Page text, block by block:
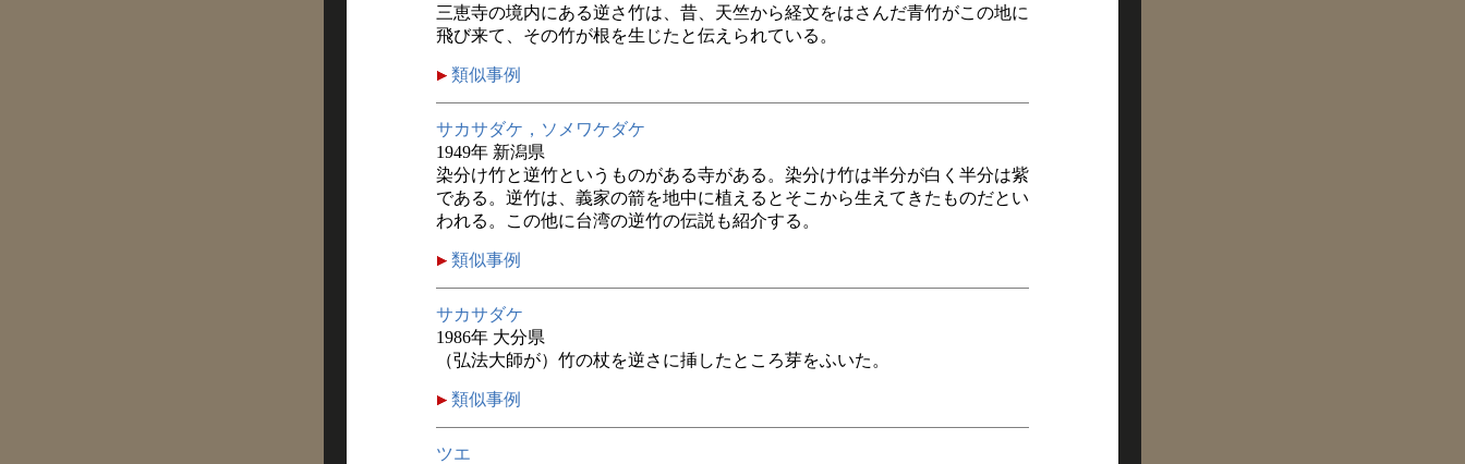
三恵寺の境内にある逆さ竹は、昔、天竺から経文をはさんだ青竹がこの地に
飛び来て、その竹が根を生じたと伝えられている。
類似事例
サカサダケ，ソメワケダケ
1949年 新潟県
染分け竹と逆竹というものがある寺がある。染分け竹は半分が白く半分は紫
である。逆竹は、義家の箭を地中に植えるとそこから生えてきたものだとい
われる。この他に台湾の逆竹の伝説も紹介する。
類似事例
サカサダケ
1986年 大分県
（弘法大師が）竹の杖を逆さに挿したところ芽をふいた。
類似事例
ツエ